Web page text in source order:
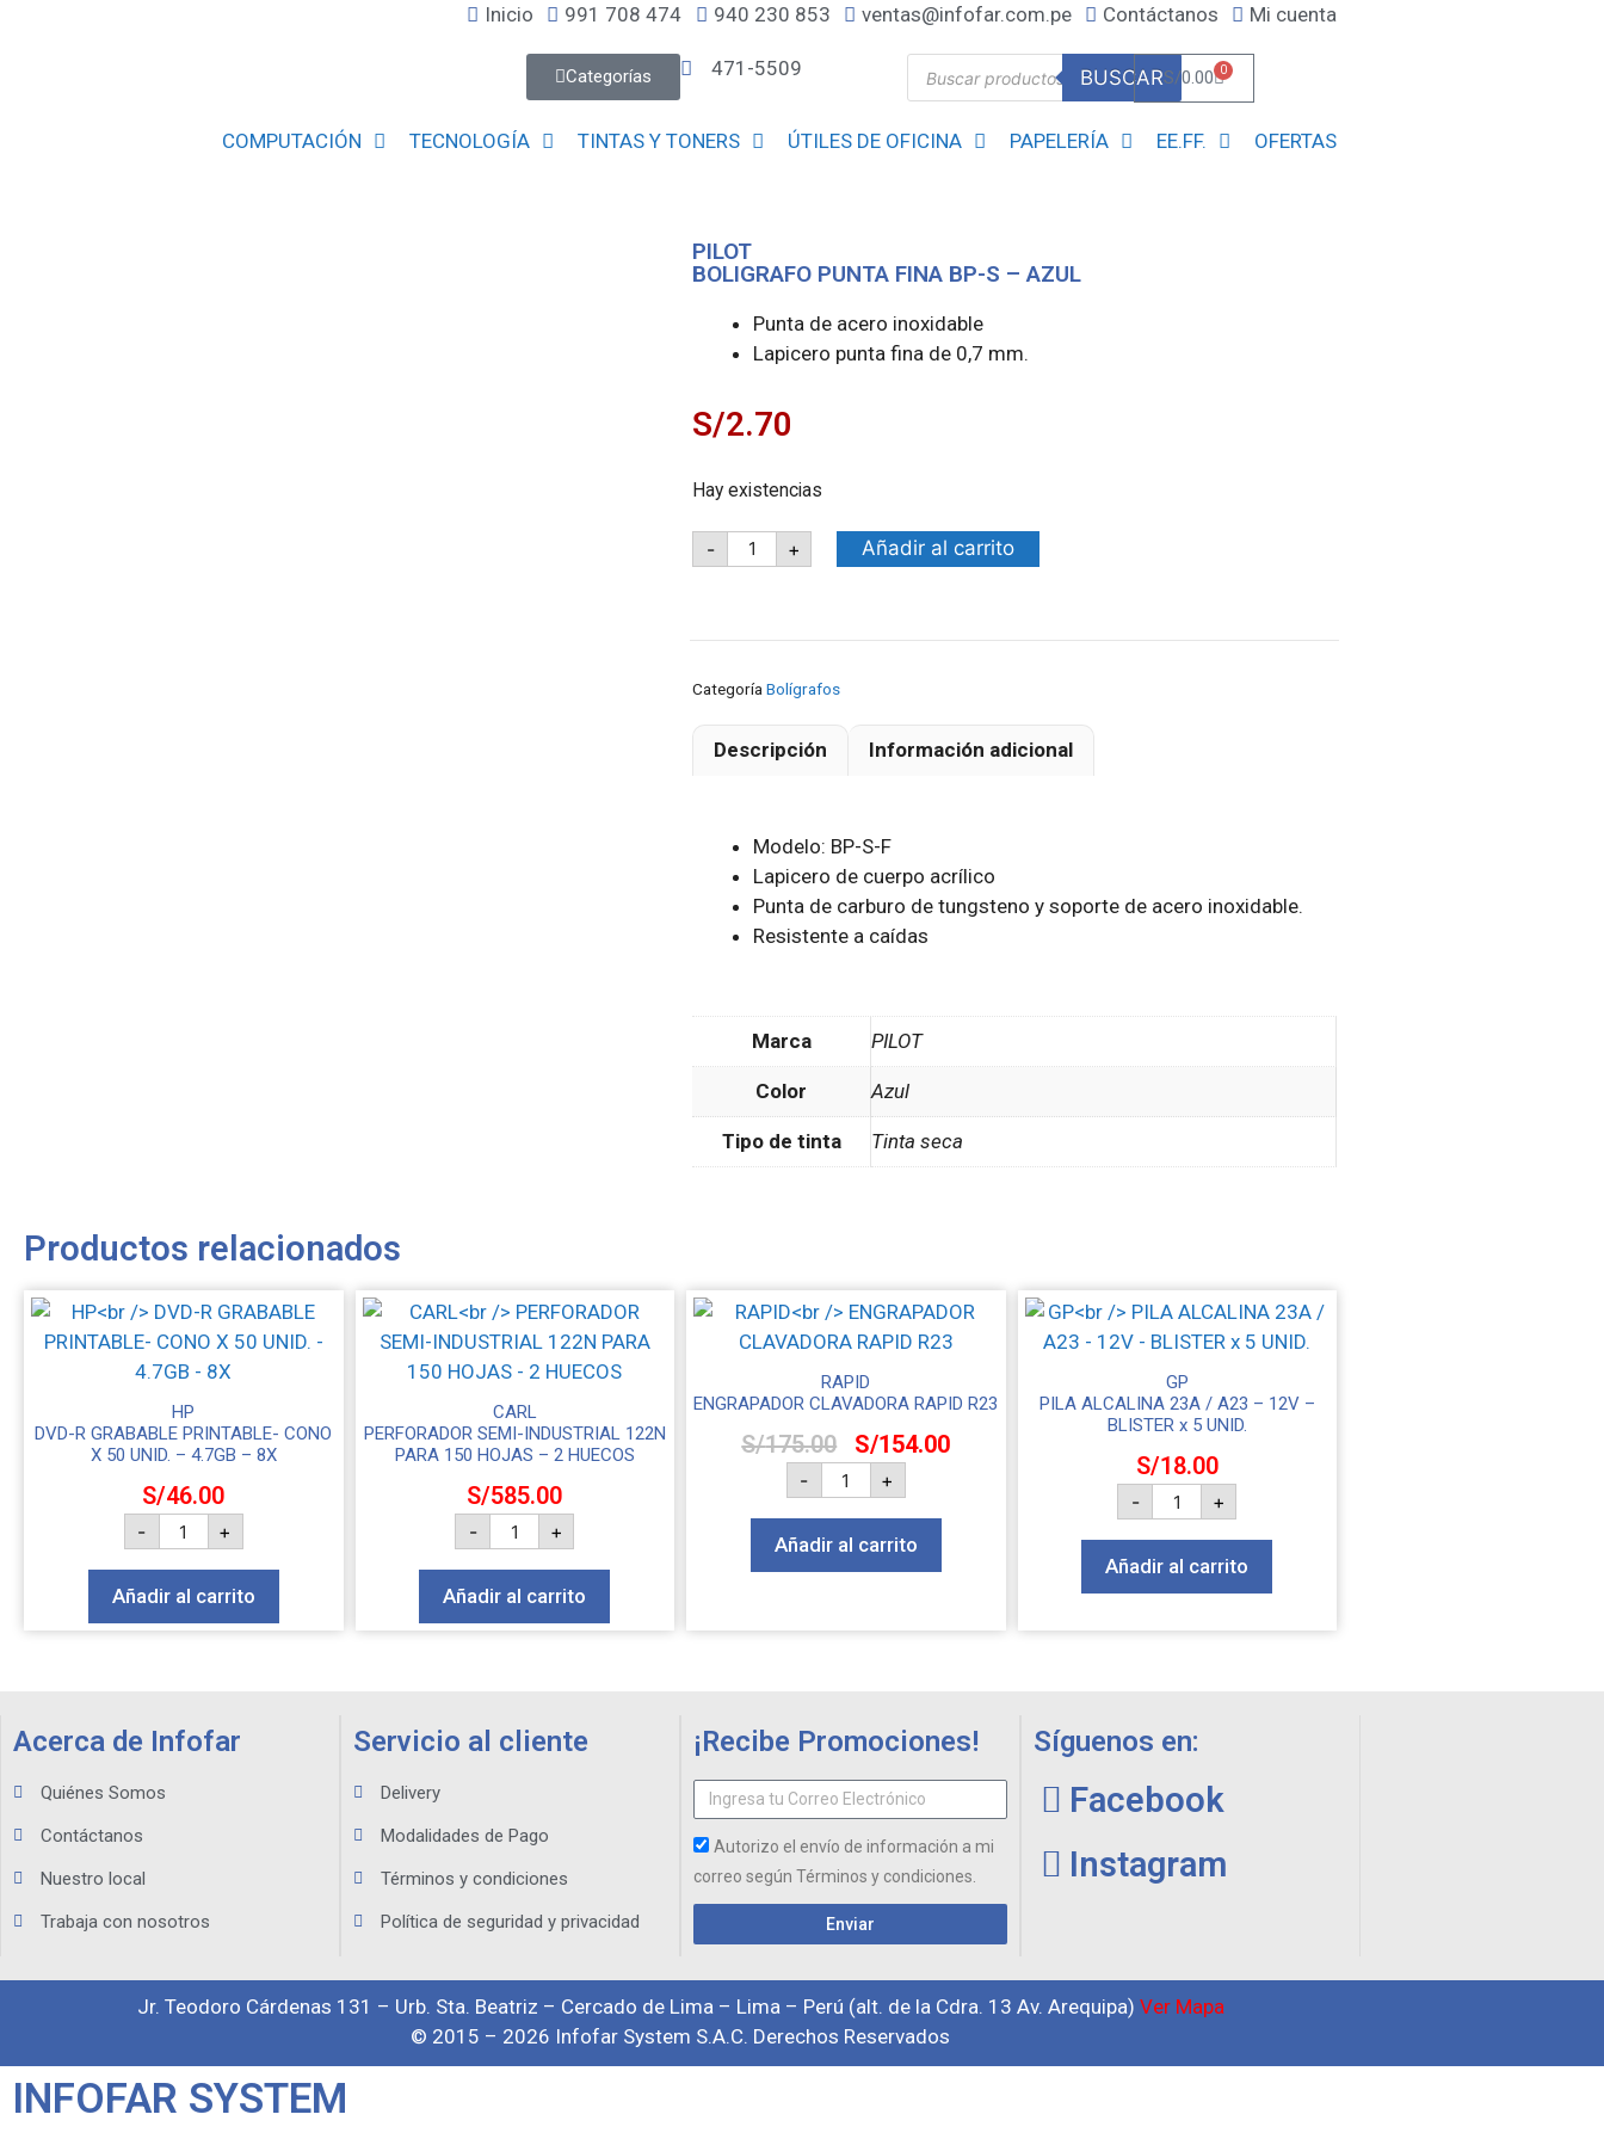
Inicio 991 708 474 940 230 853 ventas@infofar.com.pe Contáctanos Mi cuenta
Categorías 471-5509 BUSCARS/0.00 0
COMPUTACIÓN TECNOLOGÍA TINTAS Y TONERS ÚTILES DE OFICINA PAPELERÍA EE.FF. OFERTAS
PILOT
BOLIGRAFO PUNTA FINA BP-S – AZUL
Punta de acero inoxidable
Lapicero punta fina de 0,7 mm.
S/2.70
Hay existencias
- + Añadir al carrito
Categoría Bolígrafos
Descripción Información adicional
Modelo: BP-S-F
Lapicero de cuerpo acrílico
Punta de carburo de tungsteno y soporte de acero inoxidable.
Resistente a caídas
Marca PILOT
Color Azul
Tipo de tinta Tinta seca
Productos relacionados
HP
DVD-R GRABABLE PRINTABLE- CONO
X 50 UNID. – 4.7GB – 8X
S/46.00
- +
Añadir al carrito
CARL
PERFORADOR SEMI-INDUSTRIAL 122N
PARA 150 HOJAS – 2 HUECOS
S/585.00
- +
Añadir al carrito
RAPID
ENGRAPADOR CLAVADORA RAPID R23
S/175.00 S/154.00
- +
Añadir al carrito
GP
PILA ALCALINA 23A / A23 – 12V –
BLISTER x 5 UNID.
S/18.00
- +
Añadir al carrito
Acerca de Infofar
Quiénes Somos
Contáctanos
Nuestro local
Trabaja con nosotros
Servicio al cliente
Delivery
Modalidades de Pago
Términos y condiciones
Política de seguridad y privacidad
¡Recibe Promociones!
Autorizo el envío de información a mi
correo según Términos y condiciones.
Enviar
Síguenos en:
Facebook
Instagram
Jr. Teodoro Cárdenas 131 – Urb. Sta. Beatriz – Cercado de Lima – Lima – Perú (alt. de la Cdra. 13 Av. Arequipa) Ver Mapa
© 2015 – 2026 Infofar System S.A.C. Derechos Reservados
INFOFAR SYSTEM